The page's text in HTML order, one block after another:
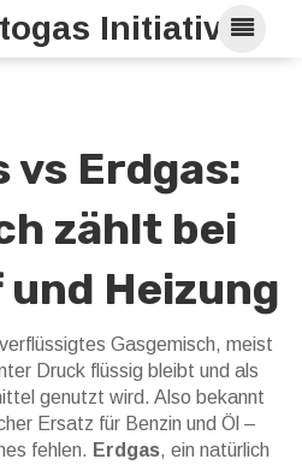
Initiative
vs Erdgas:
zählt bei
Heizung
Gasgemisch, meist
Druck flüssig bleibt und als
genutzt wird. Also bekannt
Ersatz für Benzin und Öl –
fehlen. Erdgas, ein natürlich